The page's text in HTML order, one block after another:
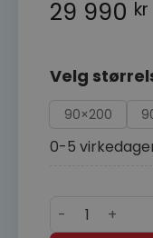
29 990 kr
Velg
90×200
0-5
Lurs